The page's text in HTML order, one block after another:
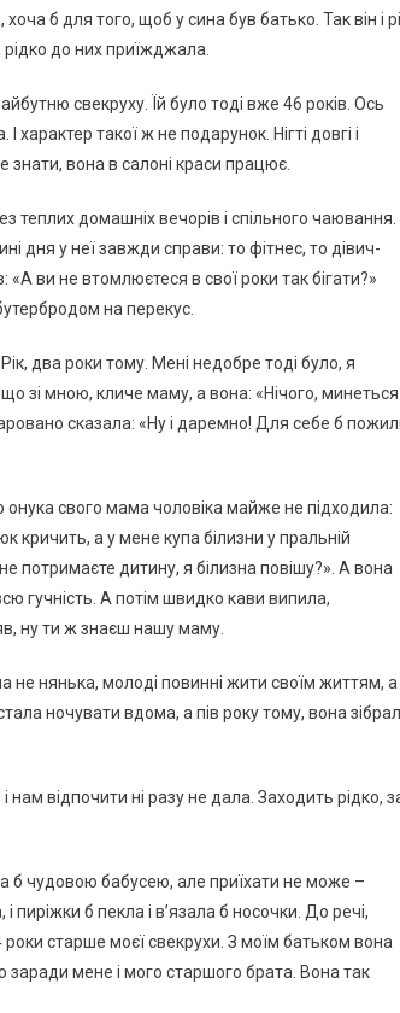
б для того, щоб у сина був батько. Так він і
рідко до них приїжджала.
свекруху. Їй було тоді вже 46 років. Ось
такої ж не подарунок. Нігті довгі і
знати, вона в салоні краси працює.
домашніх вечорів і спільного чаювання.
дня у неї завжди справи: то фітнес, то дівич-
ви не втомлюєтеся в свої роки так бігати?»
на перекус.
два роки тому. Мені недобре тоді було, я
зі мною, кличе маму, а вона: «Нічого, минеться
сказала: «Ну і даремно! Для себе б
свого мама чоловіка майже не підходила:
кричить, а у мене купа білизни у пральній
потримаєте дитину, я білизна повішу?». А вона
гучність. А потім швидко кави випила,
ну ти ж знаєш нашу маму.
не нянька, молоді повинні жити своїм життям, а
ночувати вдома, а пів року тому, вона
нам відпочити ні разу не дала. Заходить рідко,
б чудовою бабусею, але приїхати не може –
пиріжки б пекла і в’язала б носочки. До речі,
роки старше моєї свекрухи. З моїм батьком вона
заради мене і мого старшого брата. Вона так